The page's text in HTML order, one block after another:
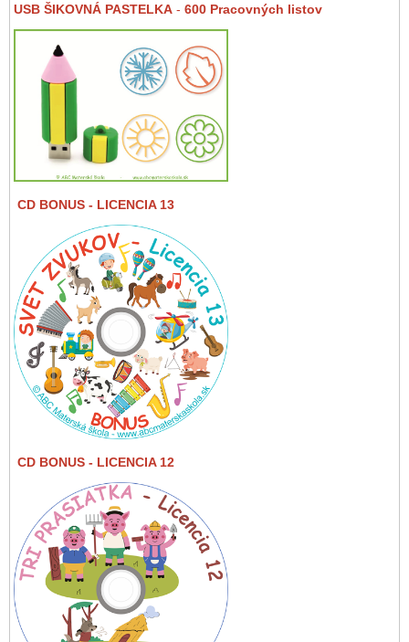
USB ŠIKOVNÁ PASTELKA - 600 Pracovných listov
CD BONUS - LICENCIA 13
CD BONUS - LICENCIA 12